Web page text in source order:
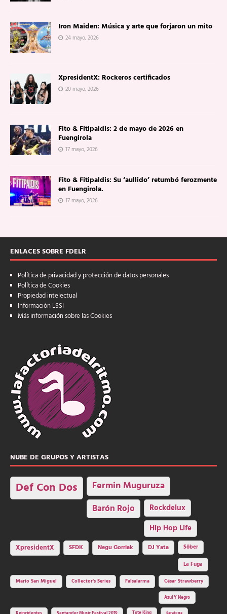
Iron Maiden: Música y arte que forjaron un mito
24 mayo, 2026
XpresidentX: Rockeros certificados
20 mayo, 2026
Fito & Fitipaldis: 2 de mayo de 2026 en
Fuengirola
17 mayo, 2026
Fito & Fitipaldis: Su ‘aullido’ retumbó ferozmente
en Fuengirola.
17 mayo, 2026
ENLACES SOBRE FDELR
Política de privacidad y protección de datos personales
Política de Cookies
Propiedad intelectual
Información LSSI
Más información sobre las Cookies
NUBE DE GRUPOS Y ARTISTAS
Def Con Dos Fermin Muguruza
Barón Rojo Rockdelux
Hip Hop Life
XpresidentX SFDK Negu Gorriak DJ Yata
Sôber
La Fuga
Mario San Miguel
Collector's Series Falsalarma César Strawberry
Azul Y Negro